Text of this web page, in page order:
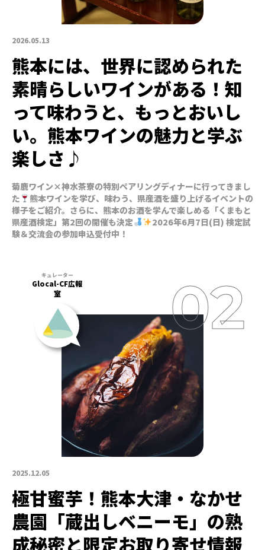
2026.05.13
熊本には、世界に認められた
素晴らしいワインがある！知
って味わうと、もっとおいし
い。熊本ワインの魅力と学ぶ
楽しさ♪
菊鹿ワイン×神水茶寮の特別ペアリングディナーに行ってきまし
た
熊本ワインを学び、味わう、県産酒を盛り上げるイベントの
様子をご紹介。さらに、熊本のお酒を学んで楽しめる「くまもと
県産酒検定」第2回の開催も決定
2026年6月7日(日) 検定試
験＆交流会の参加申込受付中！
2025.12.05
Glocal-CF広報
室
極甘蜜芋！熊本大津・なかせ
農園「蔵出しベニーモ」の熟
成秘密と限定お取り寄せ情報